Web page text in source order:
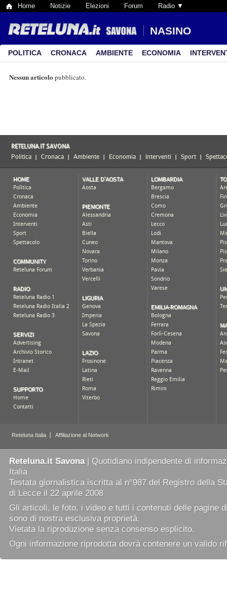
Home Notizie Elezioni Forum Radio ▼
NASINO
POLITICA CRONACA AMBIENTE ECONOMIA
Nessun articolo pubblicato.
Reteluna.it Savona| Quotidiano indipendente di
Italia
Testata giornalistica iscritta al n°987 del Registro della
di Lecce il 22 aprile 2008
Gli articoli, le foto, i video e tutti i contenuti delle pagine
sono di nostra esclusiva proprietà.
Vietata la riproduzione senza consenso esplicito.
Ogni informazione riprodotta dovrà contenere un valido